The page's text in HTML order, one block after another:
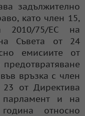
задължително
като член 15,
2010/75/ЕС на
Съвета от 24
емисиите от
връзка с член
от Директива
парламент и на
относно